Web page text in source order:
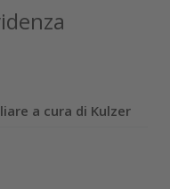
a cura di Kulzer